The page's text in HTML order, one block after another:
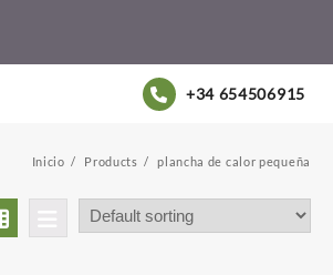
+34 654506915
Inicio Products plancha de calor pequeña